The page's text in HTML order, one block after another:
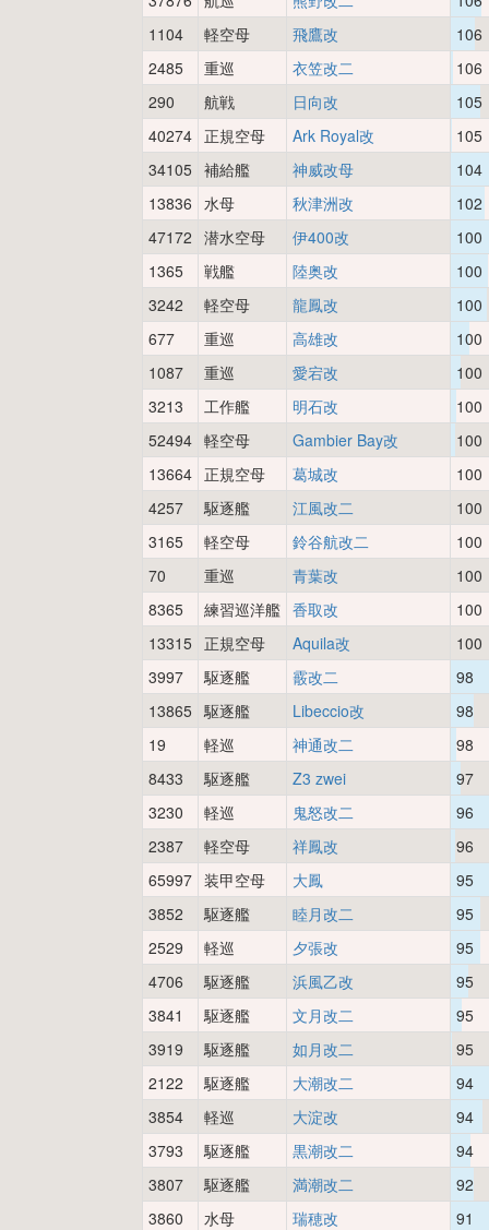
1104
軽空母 飛鷹改
106
2485
重巡 衣笠改二
106
290
航戦 日向改
105
40274 正規空母 Ark Royal改
105
34105 補給艦 神威改母
104
13836 水母 秋津洲改
102
47172 潜水空母 伊400改
100
1365
戦艦 陸奥改
100
3242
軽空母 龍鳳改
100
677
重巡 高雄改
100
1087
重巡 愛宕改
100
3213
工作艦 明石改
100
52494 軽空母 Gambier Bay改
100
13664 正規空母 葛城改
100
4257
駆逐艦 江風改二
100
3165
軽空母 鈴谷航改二
100
70
重巡 青葉改
100
8365
練習巡洋艦 香取改
100
13315
正規空母 Aquila改
100
3997
駆逐艦 霰改二
98
13865 駆逐艦 Libeccio改
98
19
軽巡 神通改二
98
8433
駆逐艦 Z3 zwei
97
3230
軽巡 鬼怒改二
96
2387
軽空母 祥鳳改
96
65997 装甲空母 大鳳
95
3852
駆逐艦 睦月改二
95
2529
軽巡 夕張改
95
4706
駆逐艦 浜風乙改
95
3841
駆逐艦 文月改二
95
3919
駆逐艦 如月改二
95
2122
駆逐艦 大潮改二
94
3854
軽巡 大淀改
94
3793
駆逐艦 黒潮改二
94
3807
駆逐艦 満潮改二
92
3860
水母 瑞穂改
91